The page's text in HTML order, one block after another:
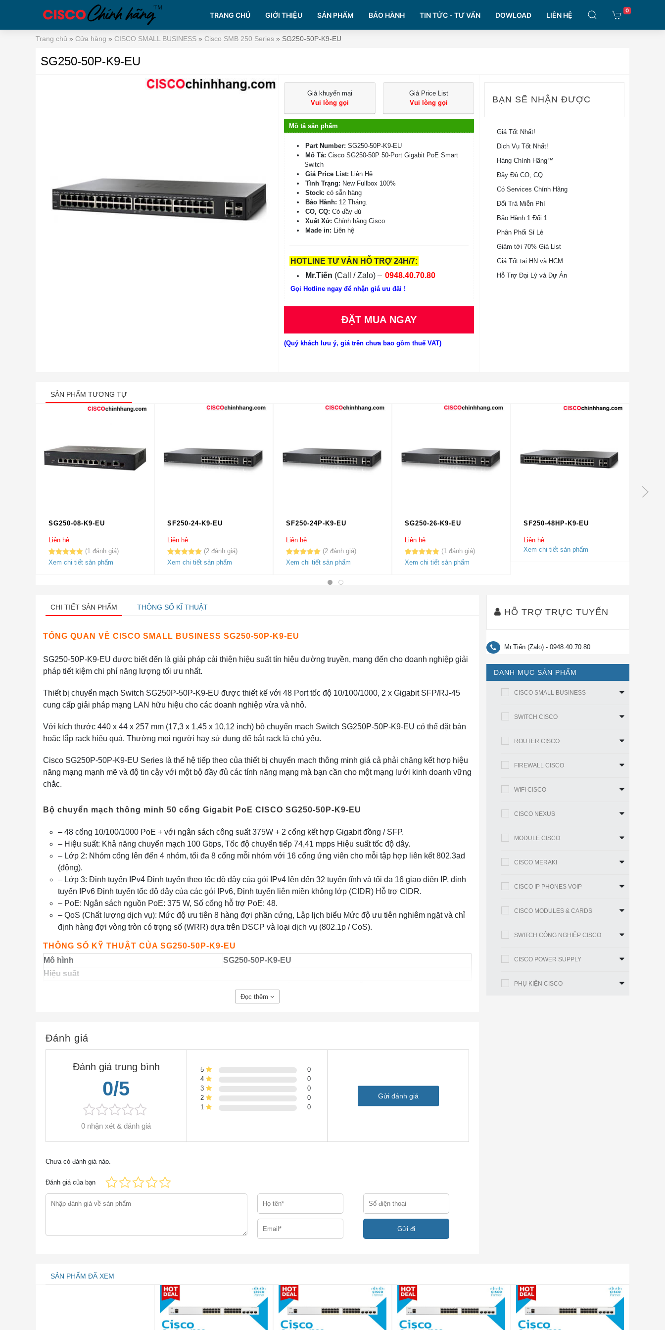
TRANG CHỦ GIỚI THIỆU SẢN PHẨM BẢO HÀNH TIN TỨC - TƯ VẤN DOWLOAD LIÊN HỆ
0
Trang chủ » Cửa hàng » CISCO SMALL BUSINESS » Cisco SMB 250 Series » SG250-50P-K9-EU
SG250-50P-K9-EU
Giá khuyến mại
Vui lòng gọi
Giá Price List
Vui lòng gọi
Mô tả sản phẩm
Part Number: SG250-50P-K9-EU
Mô Tả:Cisco SG250-50P 50-Port Gigabit PoE Smart
Switch
Giá Price List: Liên Hệ
Tình Trạng: New Fullbox 100%
Stock: có sẵn hàng
Bảo Hành: 12 Tháng.
CO, CQ:Có đầy đủ
Xuất Xứ: Chính hãng Cisco
Made in: Liên hệ
HOTLINE TƯ VẤN HỖ TRỢ 24H/7:
Mr.Tiến (Call / Zalo) – 0948.40.70.80
Gọi Hotline ngay để nhận giá ưu đãi !
ĐẶT MUA NGAY
(Quý khách lưu ý, giá trên chưa bao gồm thuế VAT)
BẠN SẼ NHẬN ĐƯỢC
Giá Tốt Nhất!
Dịch Vụ Tốt Nhất!
Hàng Chính Hãng™
Đầy Đủ CO, CQ
Có Services Chính Hãng
Đổi Trả Miễn Phí
Bảo Hành 1 Đổi 1
Phân Phối Sỉ Lẻ
Giảm tới 70% Giá List
Giá Tốt tại HN và HCM
Hỗ Trợ Đại Lý và Dự Án
SẢN PHẨM TƯƠNG TỰ
SG250-08-K9-EU
Liên hệ
5.00trên 5
1
1
Xem chi tiết sản phẩm
SF250-24-K9-EU
Liên hệ
5.00trên 5
2
2
Xem chi tiết sản phẩm
SF250-24P-K9-EU
Liên hệ
5.00trên 5
2
2
Xem chi tiết sản phẩm
SG250-26-K9-EU
Liên hệ
5.00trên 5
1
1
Xem chi tiết sản phẩm
SF250-48HP-K9-EU
Liên hệ
Xem chi tiết sản phẩm
CHI TIẾT SẢN PHẨM THÔNG SỐ KĨ THUẬT
TỔNG QUAN VỀ CISCO SMALL BUSINESS SG250-50P-K9-EU
SG250-50P-K9-EU được biết đến là giải pháp cải thiện hiệu suất tín hiệu đường truyền, mang đến cho doanh nghiệp giải
pháp tiết kiệm chi phí năng lượng tối ưu nhất.
Thiết bị chuyển mạch Switch SG250P-50P-K9-EU được thiết kế với 48 Port tốc độ 10/100/1000, 2 x Gigabit SFP/RJ-45
cung cấp giải pháp mạng LAN hữu hiệu cho các doanh nghiệp vừa và nhỏ.
Với kích thước 440 x 44 x 257 mm (17,3 x 1,45 x 10,12 inch) bộ chuyển mạch Switch SG250P-50P-K9-EU có thể đặt bàn
hoặc lắp rack hiệu quả. Thường mọi người hay sử dụng để bắt rack là chủ yếu.
Cisco SG250P-50P-K9-EU Series là thế hệ tiếp theo của thiết bị chuyển mạch thông minh giá cả phải chăng kết hợp hiệu
năng mạng mạnh mẽ và độ tin cậy với một bộ đầy đủ các tính năng mạng mà bạn cần cho một mạng lưới kinh doanh vững
chắc.
Bộ chuyển mạch thông minh 50 cổng Gigabit PoE CISCO SG250-50P-K9-EU
– 48 cổng 10/100/1000 PoE + với ngân sách công suất 375W + 2 cổng kết hợp Gigabit đồng / SFP.
– Hiệu suất: Khả năng chuyển mạch 100 Gbps, Tốc độ chuyển tiếp 74,41 mpps Hiệu suất tốc độ dây.
– Lớp 2: Nhóm cổng lên đến 4 nhóm, tối đa 8 cổng mỗi nhóm với 16 cổng ứng viên cho mỗi tập hợp liên kết 802.3ad
(động).
– Lớp 3: Định tuyến IPv4 Định tuyến theo tốc độ dây của gói IPv4 lên đến 32 tuyến tĩnh và tối đa 16 giao diện IP, định
tuyến IPv6 Định tuyến tốc độ dây của các gói IPv6, Định tuyến liên miền không lớp (CIDR) Hỗ trợ CIDR.
– PoE: Ngân sách nguồn PoE: 375 W, Số cổng hỗ trợ PoE: 48.
– QoS (Chất lượng dịch vụ): Mức độ ưu tiên 8 hàng đợi phần cứng, Lập lịch biểu Mức độ ưu tiên nghiêm ngặt và chỉ
định hàng đợi vòng tròn có trọng số (WRR) dựa trên DSCP và loại dịch vụ (802.1p / CoS).
THÔNG SỐ KỸ THUẬT CỦA SG250-50P-K9-EU
Mô hình
SG250-50P-K9-EU
Hiệu suất
74,41
Kết hợp 2 Gigabit Ethernet
Giao thức Spanning Tree (STP)
Nhóm cổng
VLAN
VLAN được hỗ trợ trong các VLAN
dựa trên cổng SG200-08 và SG200-08P và 802.1Q dựa trên thẻ
Lưu lượng thoại được tự động gán cho một VLAN dành riêng cho
giọng nói và được xử lý bằng các mức QoS thích hợp
Chặn đầu dòng (HOL)
Ngăn chặn HOL
IEEE 802.1X (Vai trò trình xác thực)
802.1X: xác thực RADIUS, băm MD5
Khóa địa chỉ MAC vào các cổng và giới hạn số lượng địa chỉ MAC đã
Đọc thêm
Đánh giá
Đánh giá trung bình
0/5
0 nhận xét & đánh giá
5
0
4
0
3
0
2
0
1
0
Gửi đánh giá
Chưa có đánh giá nào.
Đánh giá của bạn
HỖ TRỢ TRỰC TUYẾN
Mr.Tiến (Zalo) - 0948.40.70.80
DANH MỤC SẢN PHẨM
CISCO SMALL BUSINESS
SWITCH CISCO
ROUTER CISCO
FIREWALL CISCO
WIFI CISCO
CISCO NEXUS
MODULE CISCO
CISCO MERAKI
CISCO IP PHONES VOIP
CISCO MODULES & CARDS
SWITCH CÔNG NGHIỆP CISCO
CISCO POWER SUPPLY
PHỤ KIỆN CISCO
SẢN PHẨM ĐÃ XEM